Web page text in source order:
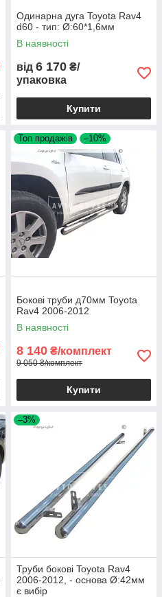
Одинарна дуга Toyota Rav4
d60 - тип: Ø:60*1,6мм
В наявності
від 6 170 ₴/
упаковка
Купити
Топ продажів –10%
Бокові труби д70мм Toyota
Rav4 2006-2012
В наявності
8 140 ₴/комплект
9 050 ₴/комплект
Купити
–3%
Труби бокові Toyota Rav4
2006-2012, - основа Ø:42мм
є вибір